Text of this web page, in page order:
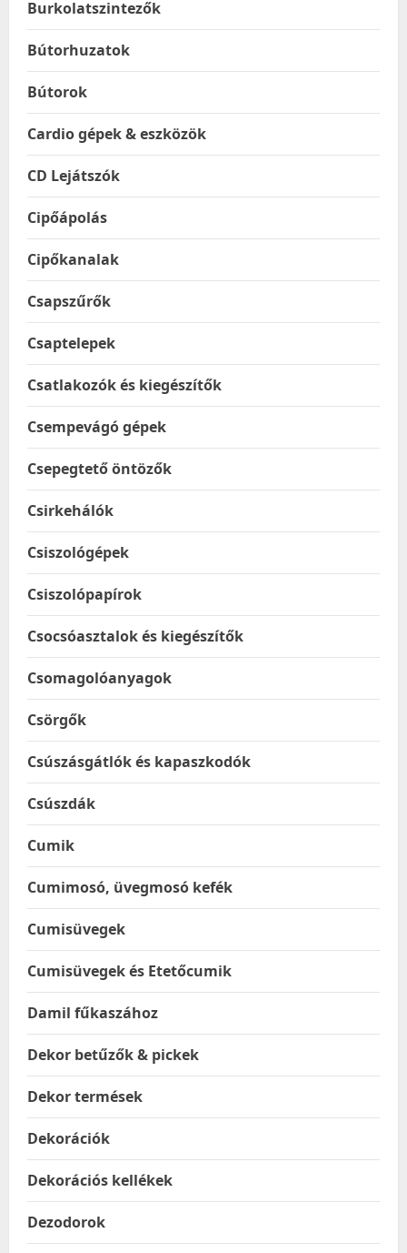
Burkolatszintezők
Bútorhuzatok
Bútorok
Cardio gépek & eszközök
CD Lejátszók
Cipőápolás
Cipőkanalak
Csapszűrők
Csaptelepek
Csatlakozók és kiegészítők
Csempevágó gépek
Csepegtető öntözők
Csirkehálók
Csiszológépek
Csiszolópapírok
Csocsóasztalok és kiegészítők
Csomagolóanyagok
Csörgők
Csúszásgátlók és kapaszkodók
Csúszdák
Cumik
Cumimosó, üvegmosó kefék
Cumisüvegek
Cumisüvegek és Etetőcumik
Damil fűkaszához
Dekor betűzők & pickek
Dekor termések
Dekorációk
Dekorációs kellékek
Dezodorok